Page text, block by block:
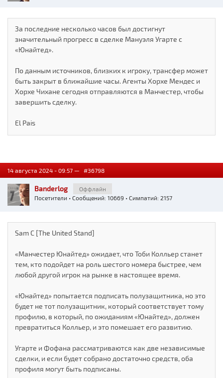
За последние несколько часов был достигнут
значительный прогресс в сделке Мануэля Угарте с
«Юнайтед».
По данным источников, близких к игроку, трансфер может
быть закрыт в ближайшие часы. Агенты Хорхе Мендес и
Хорхе Чихане сегодня отправляются в Манчестер, чтобы
завершить сделку.
El Pais
14 августа 2024 - 09:57 — #36798
Banderlog
Оффлайн
Посетители • Сообщений: 10669 • Симпатий: 2157
Sam C [The United Stand]
«Манчестер Юнайтед» ожидает, что Тоби Колльер станет
тем, кто подойдет на роль шестого номера быстрее, чем
любой другой игрок на рынке в настоящее время.
«Юнайтед» попытается подписать полузащитника, но это
будет не тот полузащитник, который соответствует тому
профилю, в который, по ожиданиям «Юнайтед», должен
превратиться Колльер, и это помешает его развитию.
Угарте и Фофана рассматриваются как две независимые
сделки, и если будет собрано достаточно средств, оба
профиля могут быть подписаны.